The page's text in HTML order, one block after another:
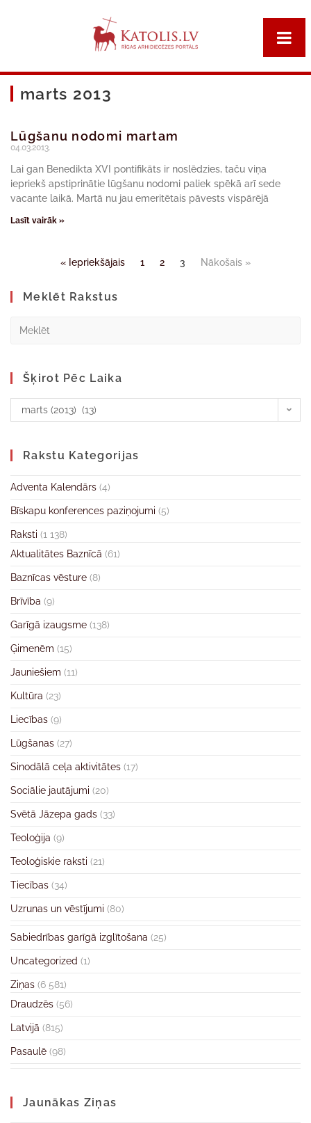
marts 2013
Lūgšanu nodomi martam
04.03.2013.
Lai gan Benedikta XVI pontifikāts ir noslēdzies, taču viņa
iepriekš apstiprinātie lūgšanu nodomi paliek spēkā arī sede
vacante laikā. Martā nu jau emeritētais pāvests vispārējā
Lasīt vairāk »
« Iepriekšājais 1 2 3 Nākošais »
Meklēt Rakstus
Šķirot Pēc Laika
marts (2013) (13)
Rakstu Kategorijas
Adventa Kalendārs (4)
Bīskapu konferences paziņojumi (5)
Raksti (1 138)
Aktualitātes Baznīcā (61)
Baznīcas vēsture (8)
Brīvība (9)
Garīgā izaugsme (138)
Ģimenēm (15)
Jauniešiem (11)
Kultūra (23)
Liecības (9)
Lūgšanas (27)
Sinodālā ceļa aktivitātes (17)
Sociālie jautājumi (20)
Svētā Jāzepa gads (33)
Teoloģija (9)
Teoloģiskie raksti (21)
Tiecības (34)
Uzrunas un vēstījumi (80)
Sabiedrības garīgā izglītošana (25)
Uncategorized (1)
Ziņas (6 581)
Draudzēs (56)
Latvijā (815)
Pasaulē (98)
Jaunākas Ziņas